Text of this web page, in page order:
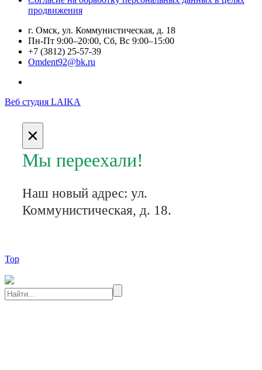
продвижения
г. Омск, ул. Коммунистическая, д. 18
Пн-Пт 9:00–20:00, Сб, Вс 9:00–15:00
+7 (3812) 25-57-39
Omdent92@bk.ru
Веб студия LAIKA
×
Мы переехали!
Наш новый адрес: ​ул.
Коммунистическая, д. 18.
Top